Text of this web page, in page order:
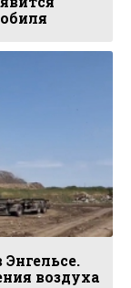
воздуха